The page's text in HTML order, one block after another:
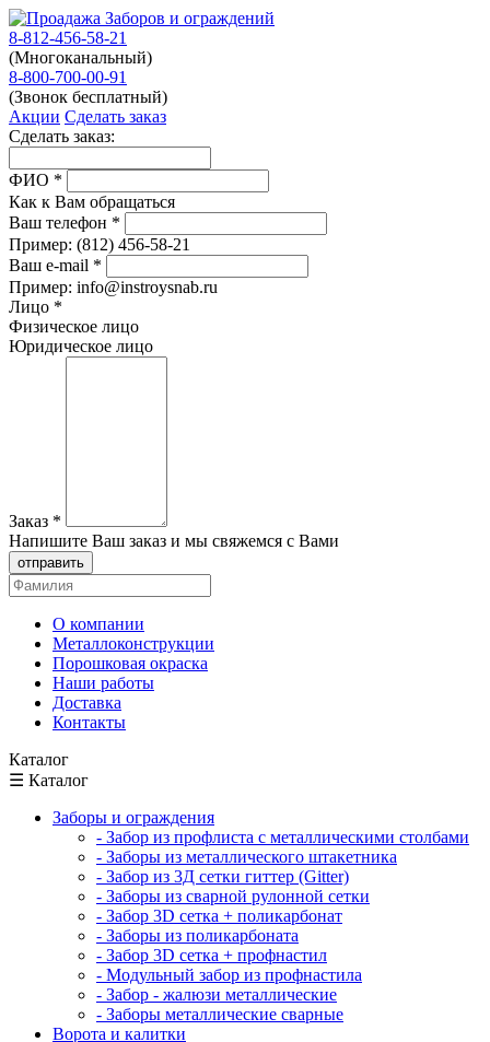
8-812-456-58-21
(Многоканальный)
8-800-700-00-91
(Звонок бесплатный)
Акции Сделать заказ
Сделать заказ:
ФИО *
Как к Вам обращаться
Ваш телефон *
Пример: (812) 456-58-21
Ваш e-mail *
Пример: info@instroysnab.ru
Лицо *
Физическое лицо
Юридическое лицо
Заказ *
Напишите Ваш заказ и мы свяжемся с Вами
отправить
О компании
Металлоконструкции
Порошковая окраска
Наши работы
Доставка
Контакты
Каталог
☰ Каталог
Заборы и ограждения
- Забор из профлиста с металлическими столбами
- Заборы из металлического штакетника
- Забор из 3Д сетки гиттер (Gitter)
- Заборы из сварной рулонной сетки
- Забор 3D сетка + поликарбонат
- Заборы из поликарбоната
- Забор 3D сетка + профнастил
- Модульный забор из профнастила
- Забор - жалюзи металлические
- Заборы металлические сварные
Ворота и калитки